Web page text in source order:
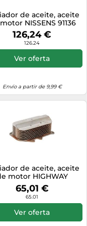
de aceite, aceite
NISSENS 91136
126,24 €
126.24
Ver oferta
Envío a partir de 9,99 €
de aceite, aceite
motor HIGHWAY
30031007HW
65,01 €
65.01
Ver oferta